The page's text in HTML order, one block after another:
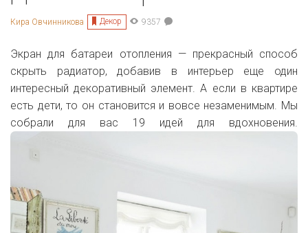
Кира Овчинникова Декор 9357
Экран для батареи отопления — прекрасный способ
скрыть радиатор, добавив в интерьер еще один
интересный декоративный элемент. А если в квартире
есть дети, то он становится и вовсе незаменимым. Мы
собрали для вас 19 идей для вдохновения.